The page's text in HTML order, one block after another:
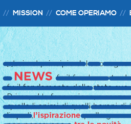
MISSION COME OPERIAMO